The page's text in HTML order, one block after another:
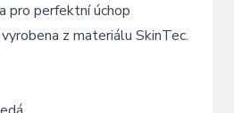
pro perfektní úchop
z materiálu SkinTec.